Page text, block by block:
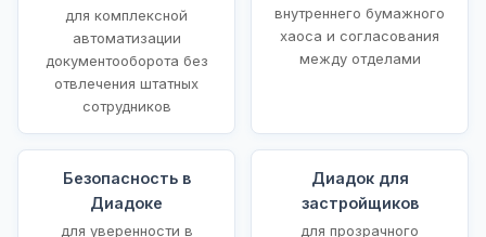
для комплексной
автоматизации
документооборота без
отвлечения штатных
сотрудников
внутреннего бумажного
хаоса и согласования
между отделами
Безопасность в
Диадоке
для уверенности в
Диадок для
застройщиков
для прозрачного